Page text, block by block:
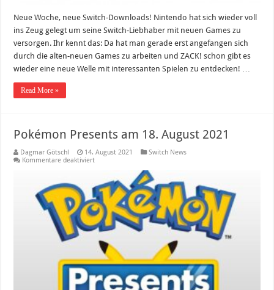
Neue Woche, neue Switch-Downloads! Nintendo hat sich wieder voll
ins Zeug gelegt um seine Switch-Liebhaber mit neuen Games zu
versorgen. Ihr kennt das: Da hat man gerade erst angefangen sich
durch die alten-neuen Games zu arbeiten und ZACK! schon gibt es
wieder eine neue Welle mit interessanten Spielen zu entdecken! …
Read More »
Pokémon Presents am 18. August 2021
Dagmar Götschl 14. August 2021
Switch News
Kommentare deaktiviertfür
am
18.
August
2021